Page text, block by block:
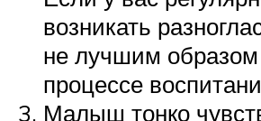
возникать
не лучшим образом
процессе
Малыш тонко